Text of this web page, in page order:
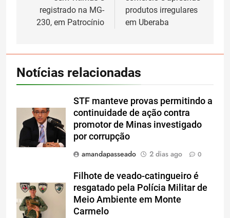
Post
registrado na MG-
230, em Patrocínio
produtos irregulares
em Uberaba
Notícias relacionadas
STF manteve provas permitindo a
continuidade de ação contra
promotor de Minas investigado
por corrupção
amandapasseado
2 dias ago 0
Filhote de veado-catingueiro é
resgatado pela Polícia Militar de
Meio Ambiente em Monte
Carmelo